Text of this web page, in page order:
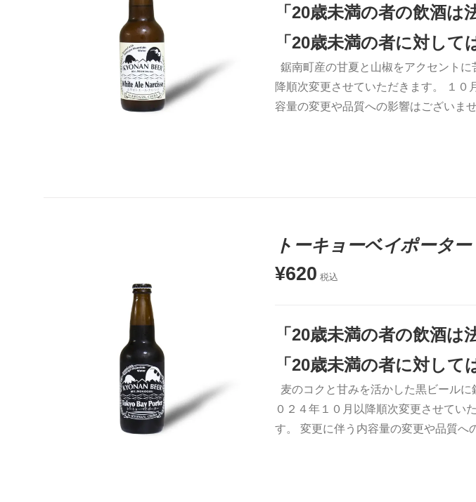
お買い物カゴに追加 QUICK VIEW
「20歳未満の者の飲酒は
「20歳未満の者に対して
鋸南町産の甘夏と山椒をアクセント
降順次変更させていただきます。 １
容量の変更や品質への影響はございませ
5段階中
5.00
の評価
お買い物カゴに追加 QUICK VIEW
トーキョーベイポーター
¥620 税込
「20歳未満の者の飲酒は
「20歳未満の者に対して
麦のコクと甘みを活かした黒ビール
０２４年１０月以降順次変更させてい
す。 変更に伴う内容量の変更や品質へ